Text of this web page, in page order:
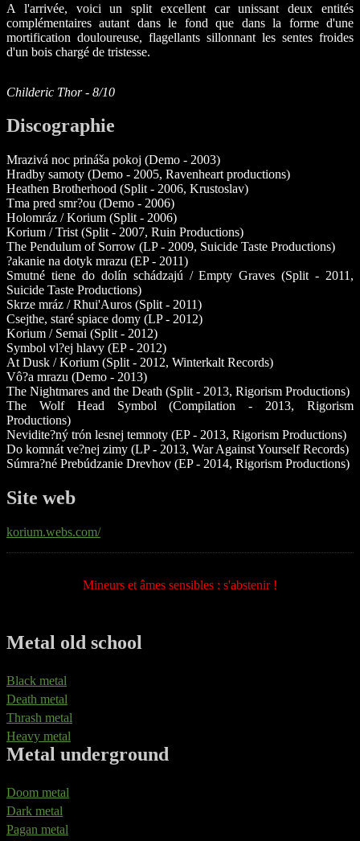
A l'arrivée, voici un split excellent car unissant deux entités
complémentaires autant dans le fond que dans la forme d'une
mortification douloureuse, flagellants sillonnant les sentes froides
d'un bois chargé de tristesse.
Childeric Thor - 8/10
Discographie
Mrazivá noc prináša pokoj (Demo - 2003)
Hradby samoty (Demo - 2005, Ravenheart productions)
Heathen Brotherhood (Split - 2006, Krustoslav)
Tma pred smr?ou (Demo - 2006)
Holomráz / Korium (Split - 2006)
Korium / Trist (Split - 2007, Ruin Productions)
The Pendulum of Sorrow (LP - 2009, Suicide Taste Productions)
?akanie na dotyk mrazu (EP - 2011)
Smutné tiene do dolín schádzajú / Empty Graves (Split - 2011,
Suicide Taste Productions)
Skrze mráz / Rhui'Auros (Split - 2011)
Csejthe, staré spiace domy (LP - 2012)
Korium / Semai (Split - 2012)
Symbol vl?ej hlavy (EP - 2012)
At Dusk / Korium (Split - 2012, Winterkalt Records)
Vô?a mrazu (Demo - 2013)
The Nightmares and the Death (Split - 2013, Rigorism Productions)
The Wolf Head Symbol (Compilation - 2013, Rigorism
Productions)
Nevidite?ný trón lesnej temnoty (EP - 2013, Rigorism Productions)
Do komnát ve?nej zimy (LP - 2013, War Against Yourself Records)
Súmra?né Prebúdzanie Drevhov (EP - 2014, Rigorism Productions)
Site web
korium.webs.com/
Mineurs et âmes sensibles : s'abstenir !
Metal old school
Black metal
Death metal
Thrash metal
Heavy metal
Metal underground
Doom metal
Dark metal
Pagan metal